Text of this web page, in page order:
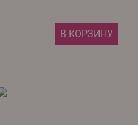
В КОРЗИНУ